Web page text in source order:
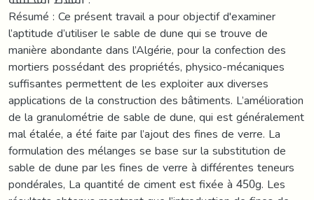
Résumé : Ce présent travail a pour objectif d'examiner
l’aptitude d’utiliser le sable de dune qui se trouve de
manière abondante dans l’Algérie, pour la confection des
mortiers possédant des propriétés, physico-mécaniques
suffisantes permettent de les exploiter aux diverses
applications de la construction des bâtiments. L’amélioration
de la granulométrie de sable de dune, qui est généralement
mal étalée, a été faite par l’ajout des fines de verre. La
formulation des mélanges se base sur la substitution de
sable de dune par les fines de verre à différentes teneurs
pondérales, La quantité de ciment est fixée à 450g. Les